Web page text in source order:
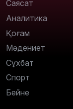
Саясат
Аналитика
Қоғам
Мәдениет
Сұхбат
Спорт
Бейне